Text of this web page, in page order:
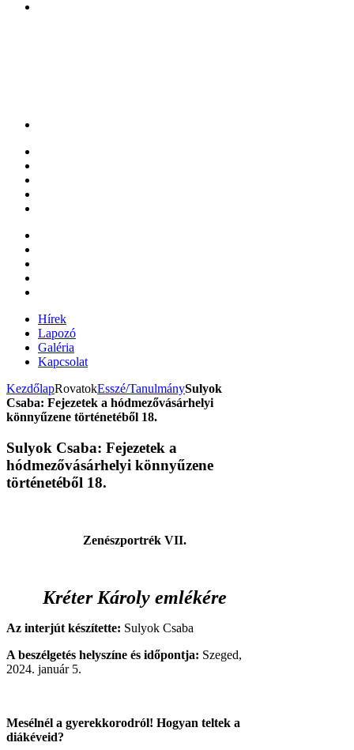
Hírek
Lapozó
Galéria
Kapcsolat
KezdőlapRovatokEsszé/TanulmánySulyok
Csaba: Fejezetek a hódmezővásárhelyi
könnyűzene történetéből 18.
Sulyok Csaba: Fejezetek a
hódmezővásárhelyi könnyűzene
történetéből 18.
Zenészportrék VII.
Kréter Károly emlékére
Az interjút készítette: Sulyok Csaba
A beszélgetés helyszíne és időpontja: Szeged,
2024. január 5.
Mesélnél a gyerekkorodról! Hogyan teltek a
diákéveid?